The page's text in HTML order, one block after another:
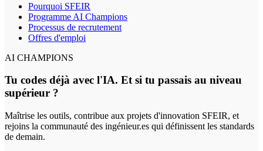
Pourquoi SFEIR
Programme AI Champions
Processus de recrutement
Offres d'emploi
AI CHAMPIONS
Tu codes déjà avec l'IA. Et si tu passais au niveau
supérieur ?
Maîtrise les outils, contribue aux projets d'innovation SFEIR, et
rejoins la communauté des ingénieur.es qui définissent les standards
de demain.